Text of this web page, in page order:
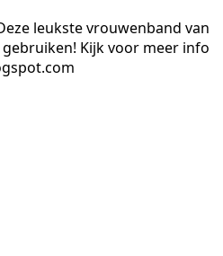
leukste vrouwenband van
Kijk voor meer info